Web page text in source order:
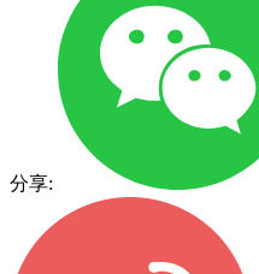
分享: